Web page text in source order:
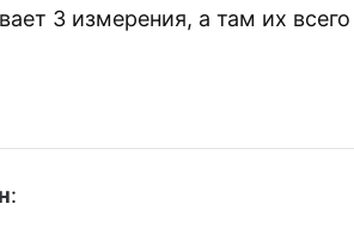
3 измерения, а там их
: